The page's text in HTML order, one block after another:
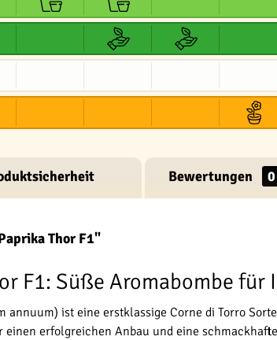
Bewertungen 0
Thor F1"
F1: Süße Aromabombe für
annuum) ist eine erstklassige Corne di Torro
einen erfolgreichen Anbau und eine